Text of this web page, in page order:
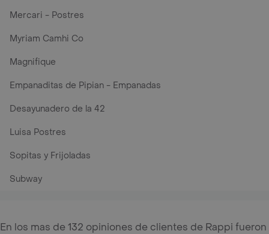
Mercari - Postres
Myriam Camhi Co
Magnifique
Empanaditas de Pipian - Empanadas
Desayunadero de la 42
Luisa Postres
Sopitas y Frijoladas
Subway
En los mas de 132 opiniones de clientes de Rappi fueron